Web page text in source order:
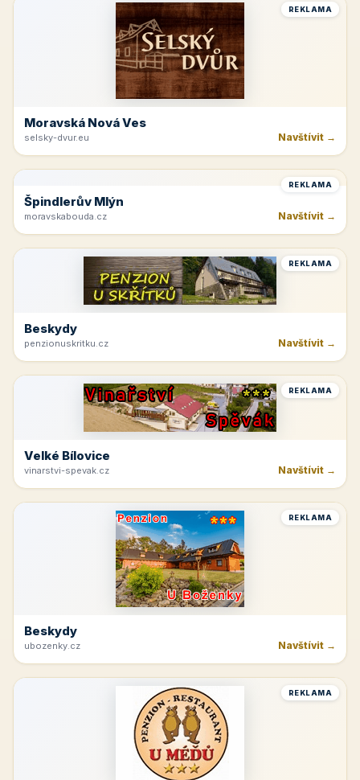
REKLAMA
Moravská Nová Ves
selsky-dvur.eu Navštívit →
REKLAMA
Špindlerův Mlýn
moravskabouda.cz Navštívit →
REKLAMA
Beskydy
penzionuskritku.cz Navštívit →
REKLAMA
Velké Bílovice
vinarstvi-spevak.cz Navštívit →
REKLAMA
Beskydy
ubozenky.cz Navštívit →
REKLAMA